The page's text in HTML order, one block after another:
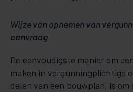
Wijze van opnemen van
aanvraag
De eenvoudigste manier om
maken in vergunningplichtige
delen van een bouwplan, is